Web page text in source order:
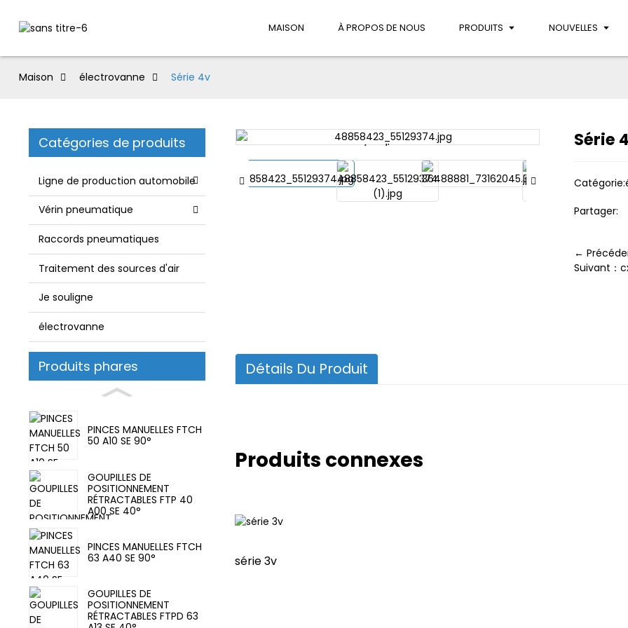
MAISON À PROPOS DE NOUS PRODUITS NOUVELLES
Maison électrovanne Série 4v
Catégories de produits
Ligne de production automobile
Vérin pneumatique
Raccords pneumatiques
Traitement des sources d'air
Je souligne
électrovanne
Produits phares
PINCES MANUELLES FTCH
50 A10 SE 90°
GOUPILLES DE
POSITIONNEMENT
RÉTRACTABLES FTP 40
A00 SE 40°
PINCES MANUELLES FTCH
63 A40 SE 90°
GOUPILLES DE
POSITIONNEMENT
RÉTRACTABLES FTPD 63
Loading...
Loading... Série
Catégorie:
Partager:
←
Suivant：
Détails Du Produit
Produits connexes
série 3v